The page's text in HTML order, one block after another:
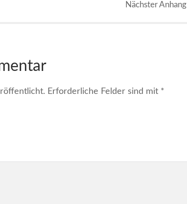
NächsterAnhang
Erforderliche Felder sind mit *